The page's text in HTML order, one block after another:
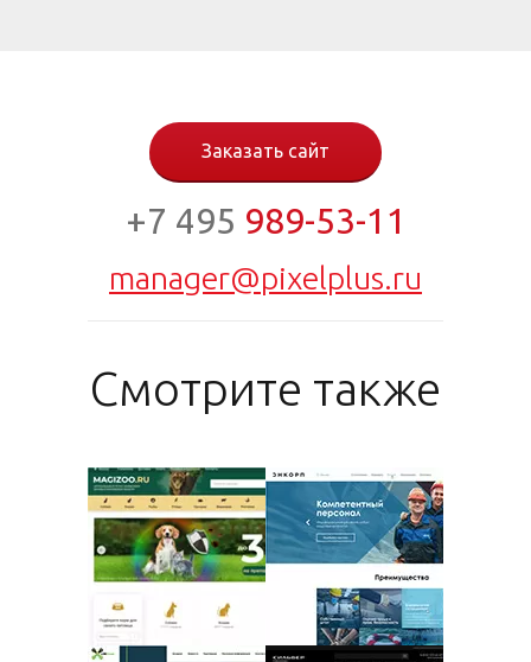
Заказать сайт
+7 495 989-53-11
manager@pixelplus.ru
Смотрите также